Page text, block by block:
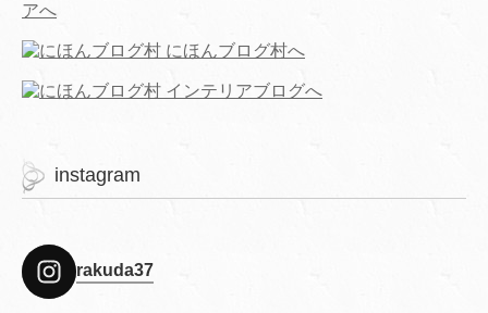
instagram
rakuda37